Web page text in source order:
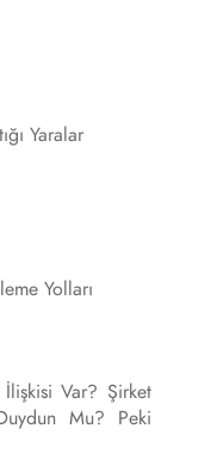
Yaralar
Yolları
Var? Şirket
Mu? Peki